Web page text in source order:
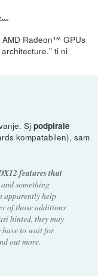
AMD Radeon™ GPUs
ti ni
Sjpodpirale
kompatabilen), sam
features that
something
apparently help
of those additions
hinted, they may
have to wait for
out more.